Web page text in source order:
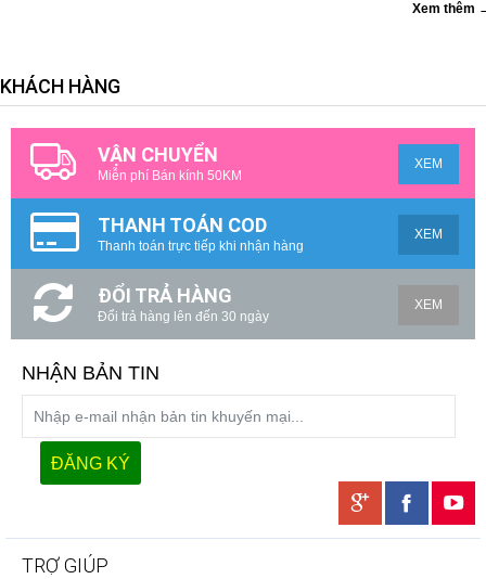
Xem thêm
KHÁCH HÀNG
VẬN CHUYỂN
Miễn phí Bán kính 50KM
XEM
THANH TOÁN COD
Thanh toán trực tiếp khi nhận hàng
XEM
ĐỔI TRẢ HÀNG
Đổi trả hàng lên đến 30 ngày
XEM
NHẬN BẢN TIN
TRỢ GIÚP